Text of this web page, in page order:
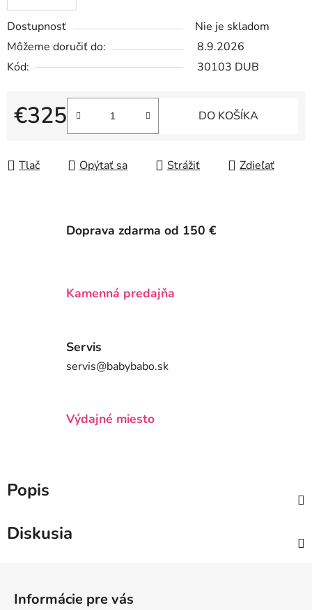
Dostupnosť
Nie je skladom
Môžeme doručiť do:
8.9.2026
Kód:
30103 DUB
€325
Jednotková cena:
DO KOŠÍKA
Tlač Opýtať sa Strážiť Zdieľať
Doprava zdarma od 150 €
Kamenná predajňa
Servis
servis@babybabo.sk
Výdajné miesto
Popis
Diskusia
Informácie pre vás